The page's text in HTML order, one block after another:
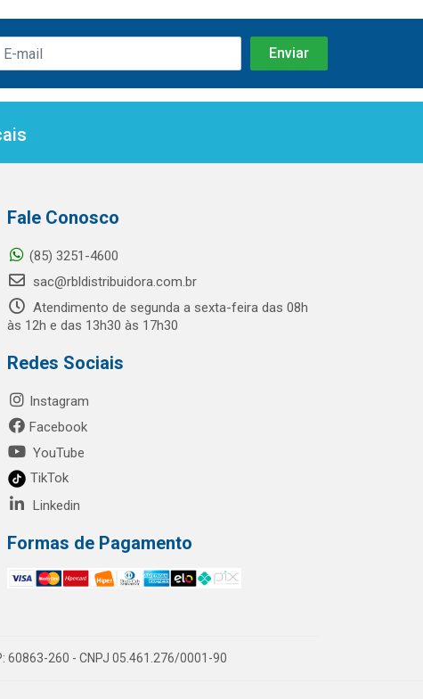
Fale Conosco
(85) 3251-4600
sac@rbldistribuidora.com.br
Atendimento de segunda a sexta-feira das 08h
às 12h e das 13h30 às 17h30
Redes Sociais
Instagram
Facebook
YouTube
TikTok
Linkedin
Formas de Pagamento
60863-260 - CNPJ 05.461.276/0001-90